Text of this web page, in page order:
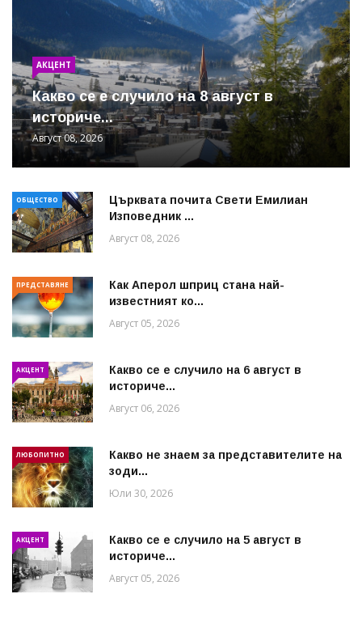
АКЦЕНТ
Какво се е случило на 8 август в
историче...
Август 08, 2026
ОБЩЕСТВО
Църквата почита Свeти Емилиан
Изповедник ...
Август 08, 2026
ПРЕДСТАВЯНЕ
Как Аперол шприц стана най-
известният ко...
Август 05, 2026
АКЦЕНТ
Какво се е случило на 6 август в
историче...
Август 06, 2026
ЛЮБОПИТНО
Какво не знаем за представителите на
зоди...
Юли 30, 2026
АКЦЕНТ
Какво се е случило на 5 август в
историче...
Август 05, 2026